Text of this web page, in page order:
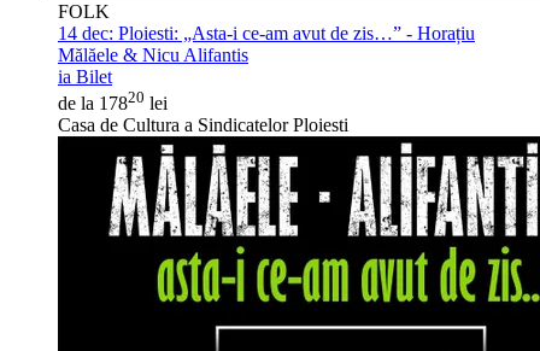
FOLK
14 dec: Ploiesti: „Asta-i ce-am avut de zis…” - Horațiu
Mălăele & Nicu Alifantis
ia Bilet
de la 17820 lei
Casa de Cultura a Sindicatelor Ploiesti